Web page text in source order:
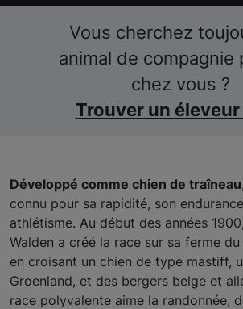
Vous cherchez
animal de compagnie
chez vous ?
Trouver un
Développé comme chien de traîneau
connu pour sa rapidité, son
athlétisme. Au début des années
Walden a créé la race sur sa ferme
en croisant un chien de type mastiff,
Groenland, et des bergers belge et
race polyvalente aime la randonnée,